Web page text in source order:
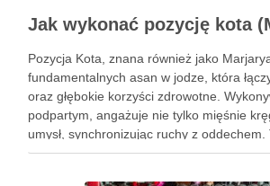
Pozycja Kota, znana również jako
fundamentalnych asan w jodze, która
oraz głębokie korzyści zdrowotne.
podpartym, angażuje nie tylko mięśnie
umysł, synchronizując ruchy z oddechem.
praktyka nie tylko poprawia elastyczność